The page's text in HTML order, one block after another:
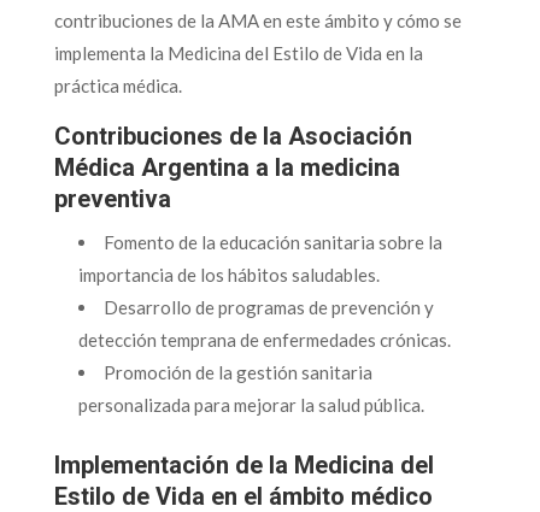
contribuciones de la AMA en este ámbito y cómo se
implementa la Medicina del Estilo de Vida en la
práctica médica.
Contribuciones de la Asociación
Médica Argentina a la medicina
preventiva
Fomento de la educación sanitaria sobre la
importancia de los hábitos saludables.
Desarrollo de programas de prevención y
detección temprana de enfermedades crónicas.
Promoción de la gestión sanitaria
personalizada para mejorar la salud pública.
Implementación de la Medicina del
Estilo de Vida en el ámbito médico